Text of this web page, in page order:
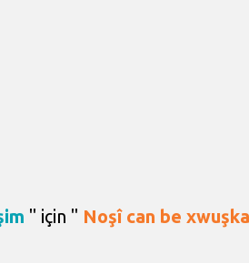
" için " Noşî can be